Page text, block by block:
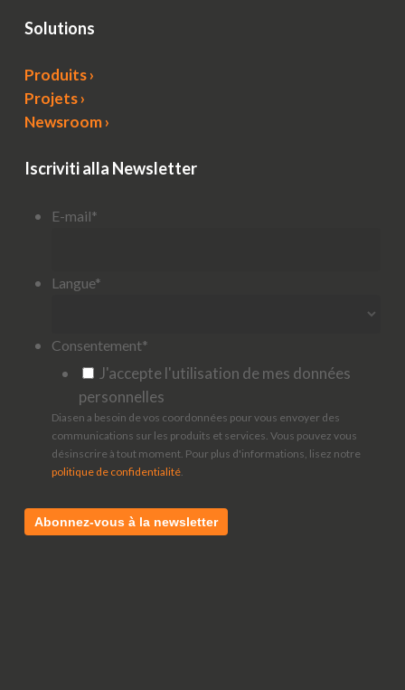
Solutions
Produits ›
Projets ›
Newsroom ›
Iscriviti alla Newsletter
E-mail*
Langue*
Consentement*
J'accepte l'utilisation de mes données
personnelles
Diasen a besoin de vos coordonnées pour vous envoyer des
communications sur les produits et services. Vous pouvez vous
désinscrire à tout moment. Pour plus d'informations, lisez notre
politique de confidentialité.